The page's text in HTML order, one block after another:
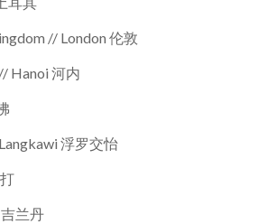
// London 伦敦
Hanoi 河内
浮罗交怡
兰丹